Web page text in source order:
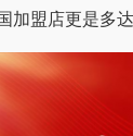
加盟店更是多